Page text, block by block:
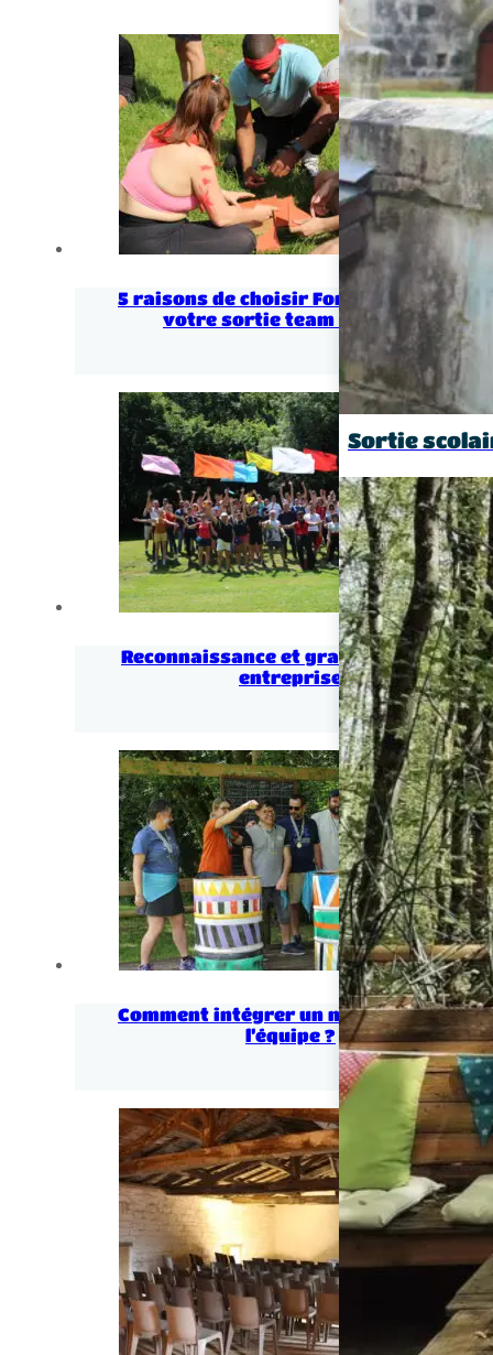
Sortie
5 raisons de choisir Fontdouce pour
votre sortie team building
Reconnaissance et gratification en
entreprise
Comment intégrer un nouveau dans
l’équipe ?